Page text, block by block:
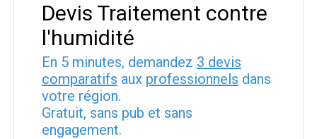
Devis Traitement contre
l'humidité
En 5 minutes, demandez 3 devis
comparatifs aux professionnels dans
votre région.
Gratuit, sans pub et sans
engagement.